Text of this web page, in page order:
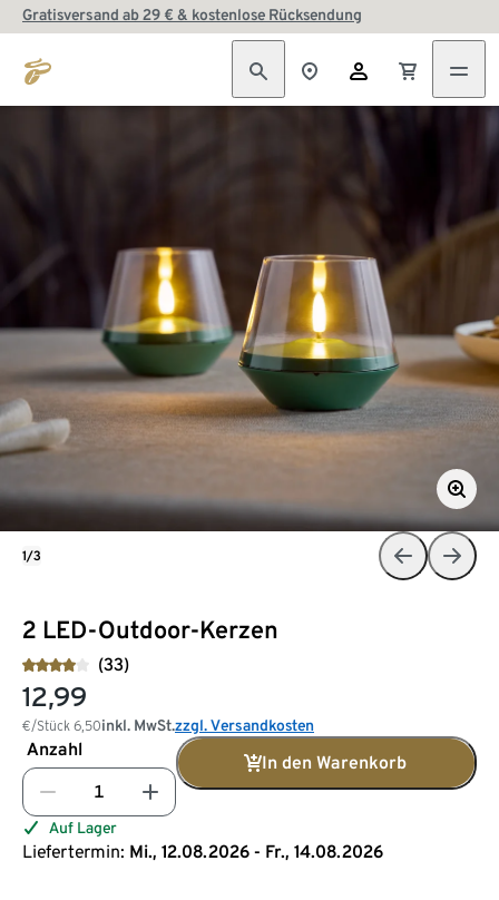
Gratisversand ab 29 € & kostenlose Rücksendung
2 LED-Outdoor-Kerzen
(33)
12,99
€/Stück 6,50inkl. MwSt.zzgl. Versandkosten
Anzahl
In den Warenkorb
Auf Lager
Liefertermin: Mi., 12.08.2026 - Fr., 14.08.2026
1/3